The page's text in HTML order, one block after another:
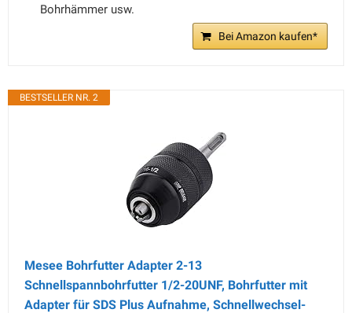
Bohrhämmer usw.
Bei Amazon kaufen*
BESTSELLER NR. 2
Mesee Bohrfutter Adapter 2-13
Schnellspannbohrfutter 1/2-20UNF, Bohrfutter mit
Adapter für SDS Plus Aufnahme, Schnellwechsel-